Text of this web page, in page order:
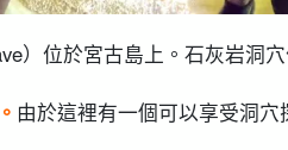
）位於宮古島上。 石灰岩洞
由於這裡有一個可以享受洞